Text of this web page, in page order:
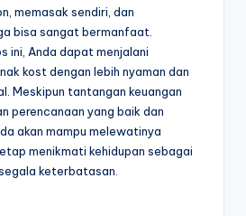
memasak sendiri, dan
bisa sangat bermanfaat.
ini, Anda dapat menjalani
kost dengan lebih nyaman dan
Meskipun tantangan keuangan
perencanaan yang baik dan
akan mampu melewatinya
menikmati kehidupan sebagai
keterbatasan.